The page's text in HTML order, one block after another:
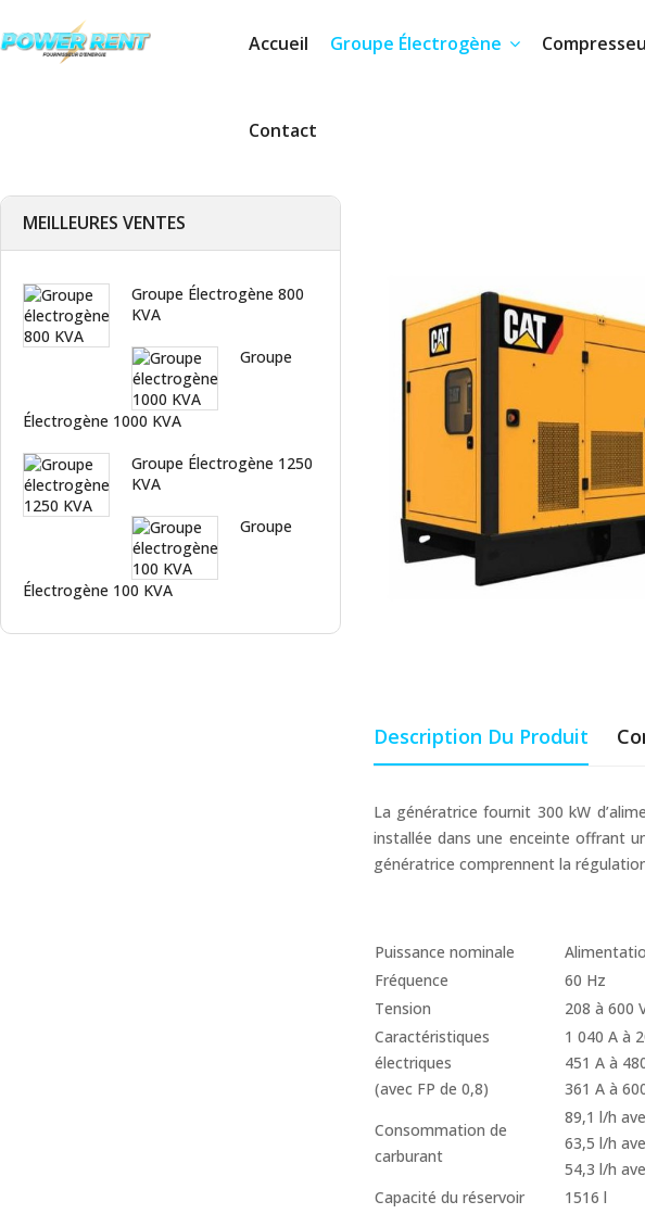
Accueil Groupe Électrogène
Contact
MEILLEURES VENTES
Groupe Électrogène 800
KVA
Groupe
Électrogène 1000 KVA
Groupe Électrogène 1250
KVA
Groupe
Électrogène 100 KVA
Description Du Produit
La génératrice fournit 300 kW
installée dans une enceinte offrant
génératrice comprennent la
Puissance nominale
Fréquence
60 Hz
Tension
208 à 600
Caractéristiques
électriques
(avec FP de 0,8)
1 040 A à
451 A à
361 A à
Consommation de
carburant
89,1 l/h
63,5 l/h
54,3 l/h
Capacité du réservoir
1516 l